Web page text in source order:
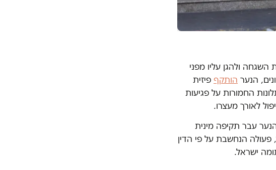
ולהגן עליו מפני
הנער הותקף פיזית
החמורות על פגיעות
לאורך מעצרו.
עבר תקיפה מינית
פעולה הנחשבת על פי הדין
ישראל.